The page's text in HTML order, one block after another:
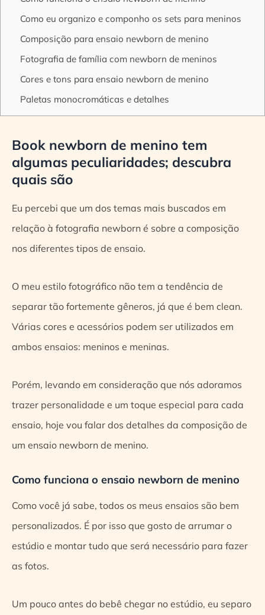
Como eu organizo e componho os sets para meninos
Composição para ensaio newborn de menino
Fotografia de família com newborn de meninos
Cores e tons para ensaio newborn de menino
Paletas monocromáticas e detalhes
Book newborn de menino tem
algumas peculiaridades; descubra
quais são
Eu percebi que um dos temas mais buscados em
relação à fotografia newborn é sobre a composição
nos diferentes tipos de ensaio.
O meu estilo fotográfico não tem a tendência de
separar tão fortemente gêneros, já que é bem clean.
Várias cores e acessórios podem ser utilizados em
ambos ensaios: meninos e meninas.
Porém, levando em consideração que nós adoramos
trazer personalidade e um toque especial para cada
ensaio, hoje vou falar dos detalhes da composição de
um ensaio newborn de menino.
Como funciona o ensaio newborn de menino
Como você já sabe, todos os meus ensaios são bem
personalizados. É por isso que gosto de arrumar o
estúdio e montar tudo que será necessário para fazer
as fotos.
Um pouco antes do bebê chegar no estúdio, eu separo